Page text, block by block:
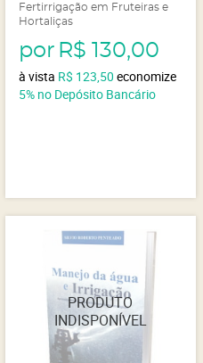
Fertirrigação em Fruteiras e
Hortaliças
por R$ 130,00
à vista R$ 123,50 economize
5% no Depósito Bancário